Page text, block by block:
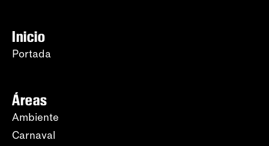
Inicio
Portada
Áreas
Ambiente
Carnaval